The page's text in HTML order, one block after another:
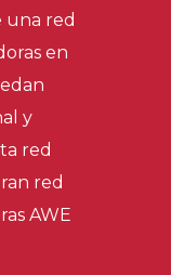
una red
en
y
red
red
AWE